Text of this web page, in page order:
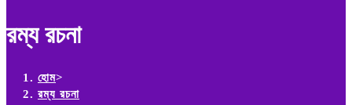
রম্য রচনা
হোম>
রম্য রচনা